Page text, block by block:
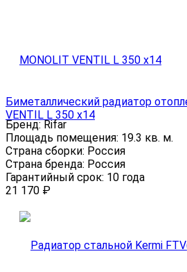
Биметаллический радиатор
VENTIL L 350 x14
Бренд: Rifar
Площадь помещения: 19.3 кв. м.
Страна сборки: Россия
Страна бренда: Россия
Гарантийный срок: 10 года
21 170 ₽